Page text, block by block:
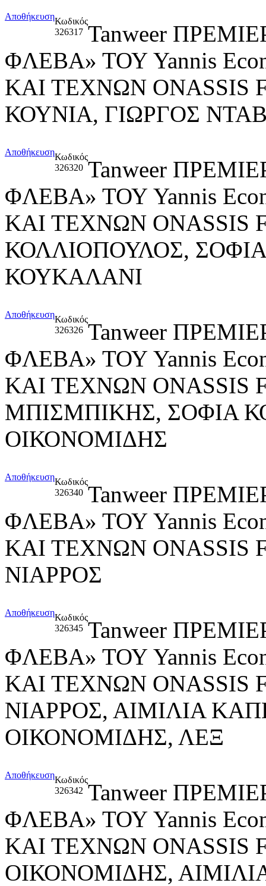
ΑποθήκευσηΚωδικός
326317 Tanweer
ΦΛΕΒΑ» ΤΟΥ Yannis
ΚΑΙ ΤΕΧΝΩΝ ONASSIS
ΚΟΥΝΙΑ, ΓΙΩΡΓΟΣ
ΑποθήκευσηΚωδικός
326320 Tanweer
ΦΛΕΒΑ» ΤΟΥ Yannis
ΚΑΙ ΤΕΧΝΩΝ ONASSIS
ΚΟΛΛΙΟΠΟΥΛΟΣ,
ΚΟΥΚΑΛΑΝΙ
ΑποθήκευσηΚωδικός
326326 Tanweer
ΦΛΕΒΑ» ΤΟΥ Yannis
ΚΑΙ ΤΕΧΝΩΝ ONASSIS
ΜΠΙΣΜΠΙΚΗΣ, ΣΟΦΙΑ
ΟΙΚΟΝΟΜΙΔΗΣ
ΑποθήκευσηΚωδικός
326340 Tanweer
ΦΛΕΒΑ» ΤΟΥ Yannis
ΚΑΙ ΤΕΧΝΩΝ ONASSIS
ΝΙΑΡΡΟΣ
ΑποθήκευσηΚωδικός
326345 Tanweer
ΦΛΕΒΑ» ΤΟΥ Yannis
ΚΑΙ ΤΕΧΝΩΝ ONASSIS
ΝΙΑΡΡΟΣ, ΑΙΜΙΛΙΑ
ΟΙΚΟΝΟΜΙΔΗΣ, ΛΕΞ
ΑποθήκευσηΚωδικός
326342 Tanweer
ΦΛΕΒΑ» ΤΟΥ Yannis
ΚΑΙ ΤΕΧΝΩΝ ONASSIS
ΟΙΚΟΝΟΜΙΔΗΣ,